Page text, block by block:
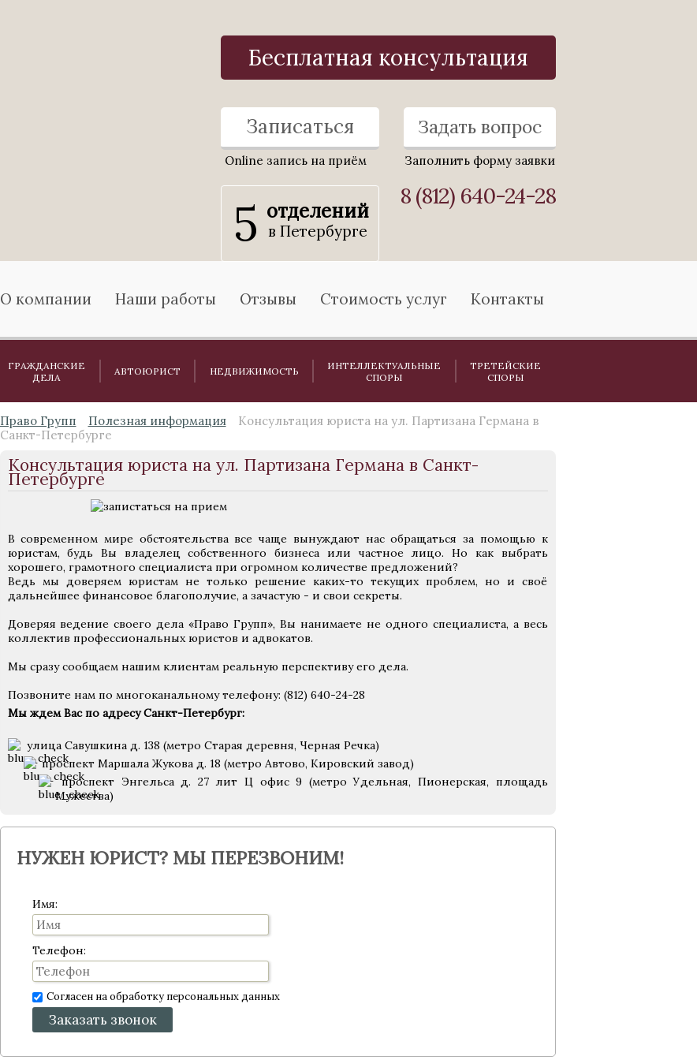
Бесплатная консультация
Записаться
Online запись на приём
Задать вопрос
Заполнить форму заявки
5 отделений
в Петербурге
8 (812) 640-24-28
О компании Наши работы Отзывы Стоимость услуг Контакты
ГРАЖДАНСКИЕ
ДЕЛА
АВТОЮРИСТ НЕДВИЖИМОСТЬ
ИНТЕЛЛЕКТУАЛЬНЫЕ
СПОРЫ
ТРЕТЕЙСКИЕ
СПОРЫ
Право Групп Полезная информация
Консультация юриста на ул. Партизана Германа в
Санкт-Петербурге
Консультация юриста на ул. Партизана Германа в Санкт-
Петербурге
В современном мире обстоятельства все чаще вынуждают нас обращаться за помощью к
юристам, будь Вы владелец собственного бизнеса или частное лицо. Но как выбрать
хорошего, грамотного специалиста при огромном количестве предложений?
Ведь мы доверяем юристам не только решение каких-то текущих проблем, но и своё
дальнейшее финансовое благополучие, а зачастую - и свои секреты.
Доверяя ведение своего дела «Право Групп», Вы нанимаете не одного специалиста, а весь
коллектив профессиональных юристов и адвокатов.
Мы сразу сообщаем нашим клиентам реальную перспективу его дела.
Позвоните нам по многоканальному телефону: (812) 640-24-28
Мы ждем Вас по адресу Санкт-Петербург:
улица Савушкина д. 138 (метро Старая деревня, Черная Речка)
проспект Маршала Жукова д. 18 (метро Автово, Кировский завод)
проспект Энгельса д. 27 лит Ц офис 9 (метро Удельная, Пионерская, площадь
Мужества)
НУЖЕН ЮРИСТ? МЫ ПЕРЕЗВОНИМ!
Имя:
Телефон:
Согласен на обработку персональных данных
Заказать звонок